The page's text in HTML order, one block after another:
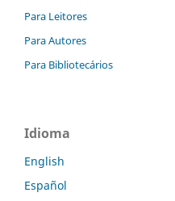
Para Leitores
Para Autores
Para Bibliotecários
Idioma
English
Español